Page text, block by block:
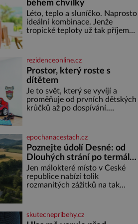
během chvilky
Léto, teplo a sluníčko. Naprosto
ideální kombinace. Jenže
tropické teploty už tak příjemné
dyž se nám tropy zaryjí pod
kůži, hledáme úlevu v bazénu
nebo pomocí klimatizace. Jenže
ne vždycky můžeme být v jejich
blízkosti. Nemusíte však zoufat.
Pokud budete mít promyšlený
jídelníček, žadné pařáky si na
rezidenceonline.cz
Prostor, který roste s
dítětem
Je to svět, který se vyvíjí a
proměňuje od prvních dětských
krůčků až po dospívání.
soustředění i odpočinek a
reaguje na každou etapu života
a specifické potřeby dítěte. Pro
nejmenší je klíčová
jednoduchost, měkkost a
bezpečí, proto by pokoj
miminka měl působit především
epochanacestach.cz
Poznejte údolí Desné: od
Dlouhých strání po termální
prameny
Jen málokteré místo v České
republice nabízí tolik
rozmanitých zážitků na tak
jediného dne můžete
nahlédnout do útrob jedné z
skutecnepribehy.cz